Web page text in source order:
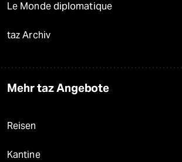
Le Monde diplomatique
taz Archiv
Mehr taz Angebote
Reisen
Kantine